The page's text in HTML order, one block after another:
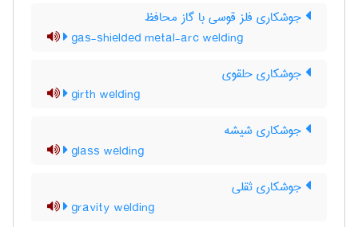
جوشکاری فلز قوسی با گاز محافظ
gas-shielded metal-arc welding
جوشکاری حلقوی
girth welding
جوشکاری شیشه
glass welding
جوشکاری ثقلی
gravity welding